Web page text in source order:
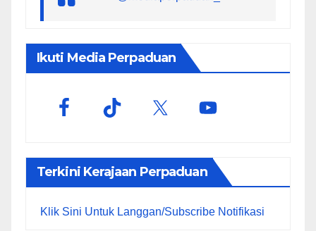
Ikuti Media Perpaduan
Terkini Kerajaan Perpaduan
Klik Sini Untuk Langgan/Subscribe Notifikasi